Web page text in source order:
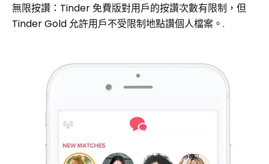
無限按讚：Tinder 免費版對用戶的按讚次數有限制，但
Tinder Gold 允許用戶不受限制地點讚個人檔案。.